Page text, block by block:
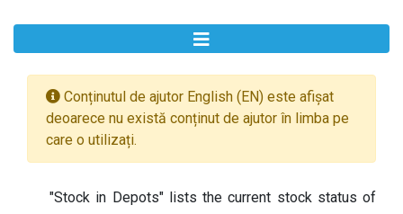
Conținutul de ajutor English (EN) este afișat
deoarece nu există conținut de ajutor în limba pe
care o utilizați.
"Stock in Depots" lists the current stock status of